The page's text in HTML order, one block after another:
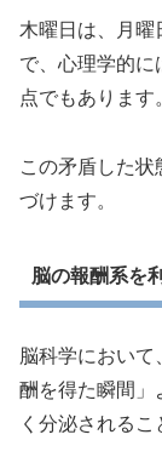
木曜日は、月曜
で、心理学的に
点でもあります
この矛盾した
づけます。
脳の報酬系を
脳科学におい
酬を得た瞬間」
く分泌されるこ